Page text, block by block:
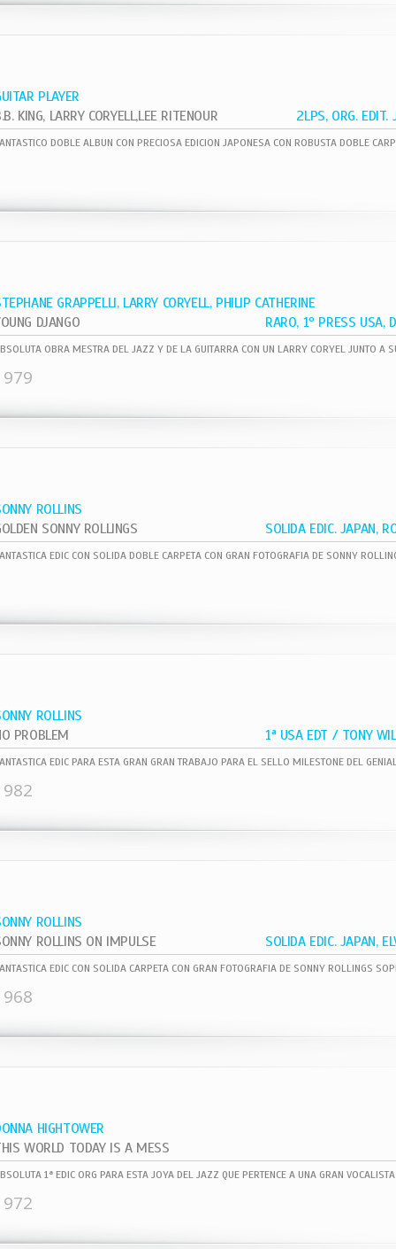
PLAYER
KING, LARRY CORYELL,LEE RITENOUR
2LPS, ORG.
GRAPPELLI, LARRY CORYELL, PHILIP CATHERINE
DJANGO
ROLLINS
SONNY ROLLINGS
ROLLINS
PROBLEM
ROLLINS
ROLLINS ON IMPULSE
HIGHTOWER
WORLD TODAY IS A MESS